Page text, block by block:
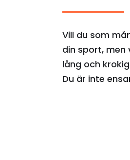
Vill du som
din sport, men
lång och
Du är inte